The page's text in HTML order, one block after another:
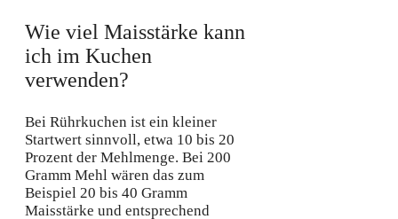
Wie viel Maisstärke kann
ich im Kuchen
verwenden?
Bei Rührkuchen ist ein kleiner
Startwert sinnvoll, etwa 10 bis 20
Prozent der Mehlmenge. Bei 200
Gramm Mehl wären das zum
Beispiel 20 bis 40 Gramm
Maisstärke und entsprechend